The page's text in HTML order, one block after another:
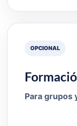
OPCIONAL
Para grupos